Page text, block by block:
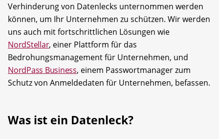
Verhinderung von Datenlecks unternommen werden
können, um Ihr Unternehmen zu schützen. Wir werden
uns auch mit fortschrittlichen Lösungen wie
NordStellar, einer Plattform für das
Bedrohungsmanagement für Unternehmen, und
NordPass Business, einem Passwortmanager zum
Schutz von Anmeldedaten für Unternehmen, befassen.
Was ist ein Datenleck?